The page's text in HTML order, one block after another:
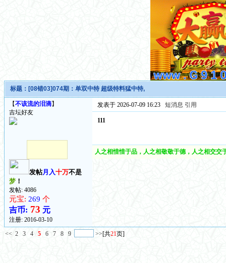
标题： [08错03]074期：单双中特 超级特料猛中特,
【不该流的泪滴】
吉坛好友
发帖月入十万不是
梦！
发帖: 4086
元宝: 269 个
吉币: 73 元
注册: 2016-03-10
发表于 2026-07-09 16:23 短消息 引用
111
人之相惜惜于品，人之相敬敬于德，人之相交
<< 2 3 4 5 6 7 8 9 >>[共21页]